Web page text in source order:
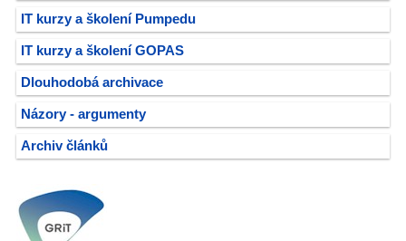
IT kurzy a školení Pumpedu
IT kurzy a školení GOPAS
Dlouhodobá archivace
Názory - argumenty
Archiv článků